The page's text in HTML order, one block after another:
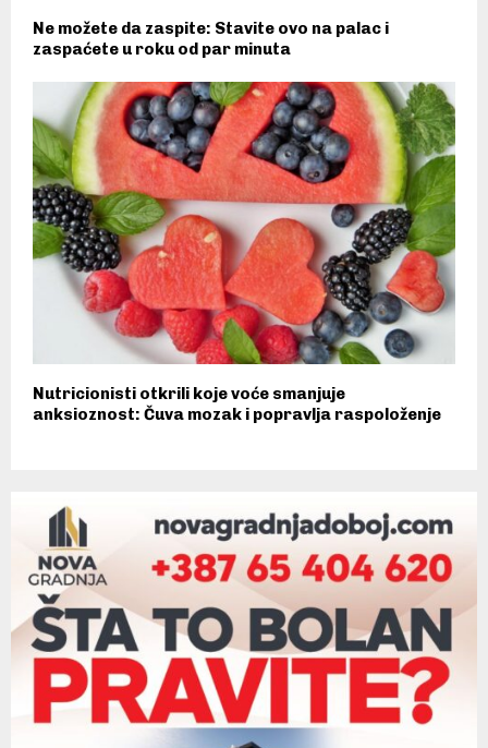
Ne možete da zaspite: Stavite ovo na palac i
zaspaćete u roku od par minuta
Nutricionisti otkrili koje voće smanjuje
anksioznost: Čuva mozak i popravlja raspoloženje